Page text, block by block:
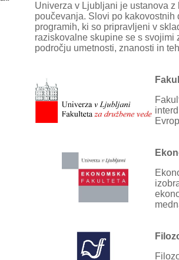
Univerza v Ljubljani je ustanova
poučevanja. Slovi po
programih, ki so pripravljeni v
raziskovalne skupine se s
področju umetnosti, znanosti in